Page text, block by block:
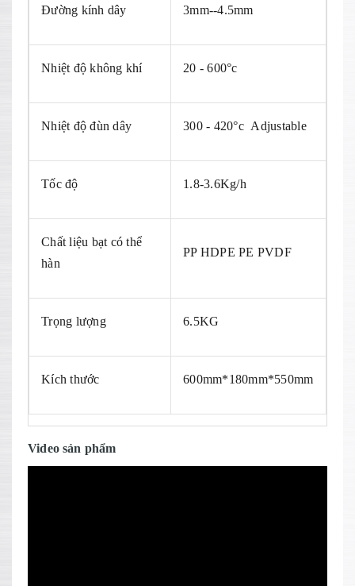
Đường kính dây 3mm--4.5mm
Nhiệt độ không khí 20 - 600°c
Nhiệt độ đùn dây 300 - 420°c Adjustable
Tốc độ 1.8-3.6Kg/h
Chất liệu bạt có thể
hàn
PP HDPE PE PVDF
Trọng lượng 6.5KG
Kích thước 600mm*180mm*550mm
Video sản phẩm